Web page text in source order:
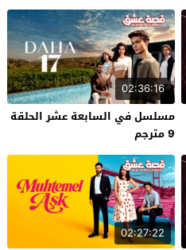
02:36:16
مسلسل في السابعة عشر الحلقة
9 مترجم
02:27:22